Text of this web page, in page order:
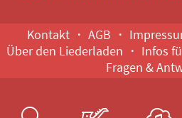
Kontakt AGB
Über den Liederladen
Infos
Fragen &